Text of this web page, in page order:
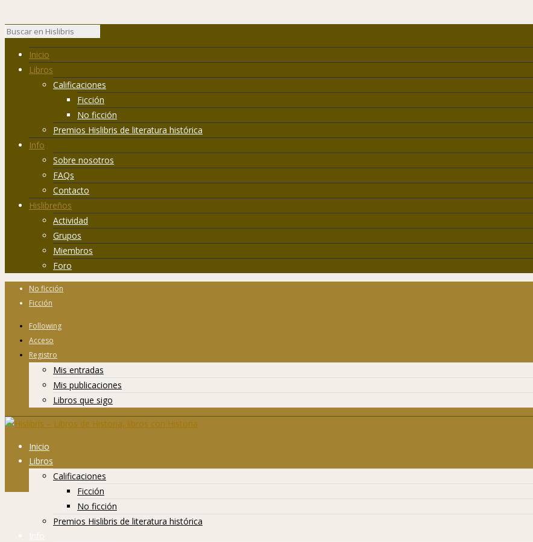
Inicio
Libros
Calificaciones
Ficción
No ficción
Premios Hislibris de literatura histórica
Info
Sobre nosotros
FAQs
Contacto
Hislibreños
Actividad
Grupos
Miembros
Foro
No ficción
Ficción
Following
Acceso
Registro
Mis entradas
Mis publicaciones
Libros que sigo
Inicio
Libros
Calificaciones
Ficción
No ficción
Premios Hislibris de literatura histórica
Info